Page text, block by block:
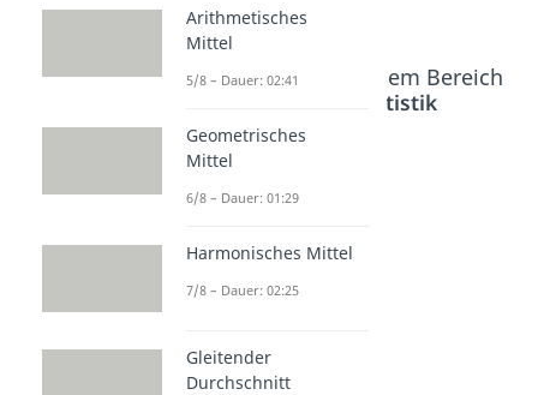
Beliebte Inhalte aus dem Bereich
Deskriptive Statistik
kala
kala
Arithmetisches
Mittel
5/8 – Dauer: 02:41
Geometrisches
Mittel
6/8 – Dauer: 01:29
Harmonisches Mittel
7/8 – Dauer: 02:25
Gleitender
Durchschnitt